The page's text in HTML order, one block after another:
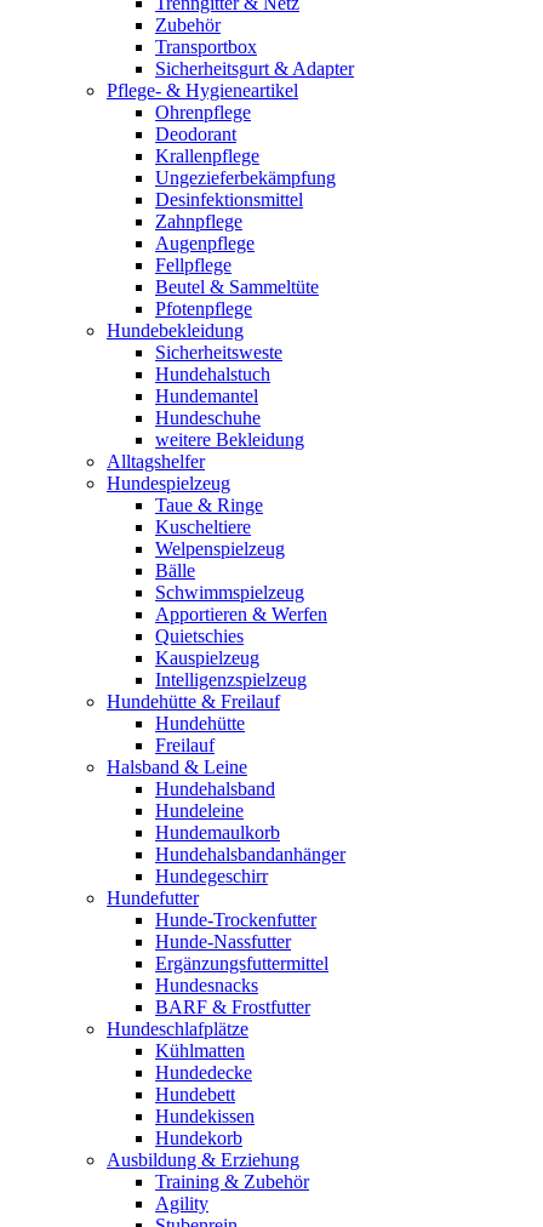
Zubehör
Transportbox
Sicherheitsgurt & Adapter
Pflege- & Hygieneartikel
Ohrenpflege
Deodorant
Krallenpflege
Ungezieferbekämpfung
Desinfektionsmittel
Zahnpflege
Augenpflege
Fellpflege
Beutel & Sammeltüte
Pfotenpflege
Hundebekleidung
Sicherheitsweste
Hundehalstuch
Hundemantel
Hundeschuhe
weitere Bekleidung
Alltagshelfer
Hundespielzeug
Taue & Ringe
Kuscheltiere
Welpenspielzeug
Bälle
Schwimmspielzeug
Apportieren & Werfen
Quietschies
Kauspielzeug
Intelligenzspielzeug
Hundehütte & Freilauf
Hundehütte
Freilauf
Halsband & Leine
Hundehalsband
Hundeleine
Hundemaulkorb
Hundehalsbandanhänger
Hundegeschirr
Hundefutter
Hunde-Trockenfutter
Hunde-Nassfutter
Ergänzungsfuttermittel
Hundesnacks
BARF & Frostfutter
Hundeschlafplätze
Kühlmatten
Hundedecke
Hundebett
Hundekissen
Hundekorb
Ausbildung & Erziehung
Training & Zubehör
Agility